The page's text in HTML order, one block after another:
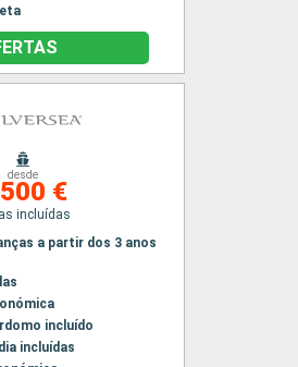
desde
€
incluídas
a partir dos 3 anos
incluído
incluídas